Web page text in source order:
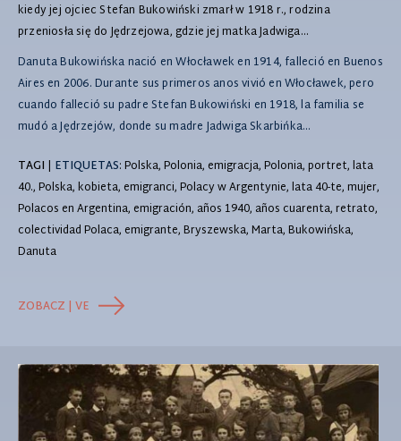
kiedy jej ojciec Stefan Bukowiński zmarł w 1918 r., rodzina
przeniosła się do Jędrzejowa, gdzie jej matka Jadwiga...
Danuta Bukowińska nació en Włocławek en 1914, falleció en Buenos
Aires en 2006. Durante sus primeros anos vivió en Włocławek, pero
cuando falleció su padre Stefan Bukowiński en 1918, la familia se
mudó a Jędrzejów, donde su madre Jadwiga Skarbińka...
TAGI | ETIQUETAS: Polska, Polonia, emigracja, Polonia, portret, lata
40., Polska, kobieta, emigranci, Polacy w Argentynie, lata 40-te, mujer,
Polacos en Argentina, emigración, años 1940, años cuarenta, retrato,
colectividad Polaca, emigrante, Bryszewska, Marta, Bukowińska,
Danuta
ZOBACZ | VE